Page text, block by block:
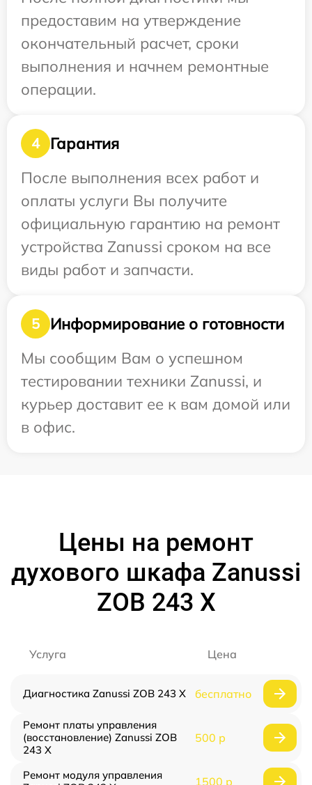
предоставим на утверждение
окончательный расчет, сроки
выполнения и начнем ремонтные
операции.
4
Гарантия
После выполнения всех работ и
оплаты услуги Вы получите
официальную гарантию на ремонт
устройства Zanussi сроком на все
виды работ и запчасти.
5
Информирование о готовности
Мы сообщим Вам о успешном
тестировании техники Zanussi, и
курьер доставит ее к вам домой или
в офис.
Цены на ремонт
духового шкафа Zanussi
ZOB 243 X
Услуга Цена
Диагностика Zanussi ZOB 243 X бесплатно
Ремонт платы управления
(восстановление) Zanussi ZOB
243 X
500 р
Ремонт модуля управления
1500 р